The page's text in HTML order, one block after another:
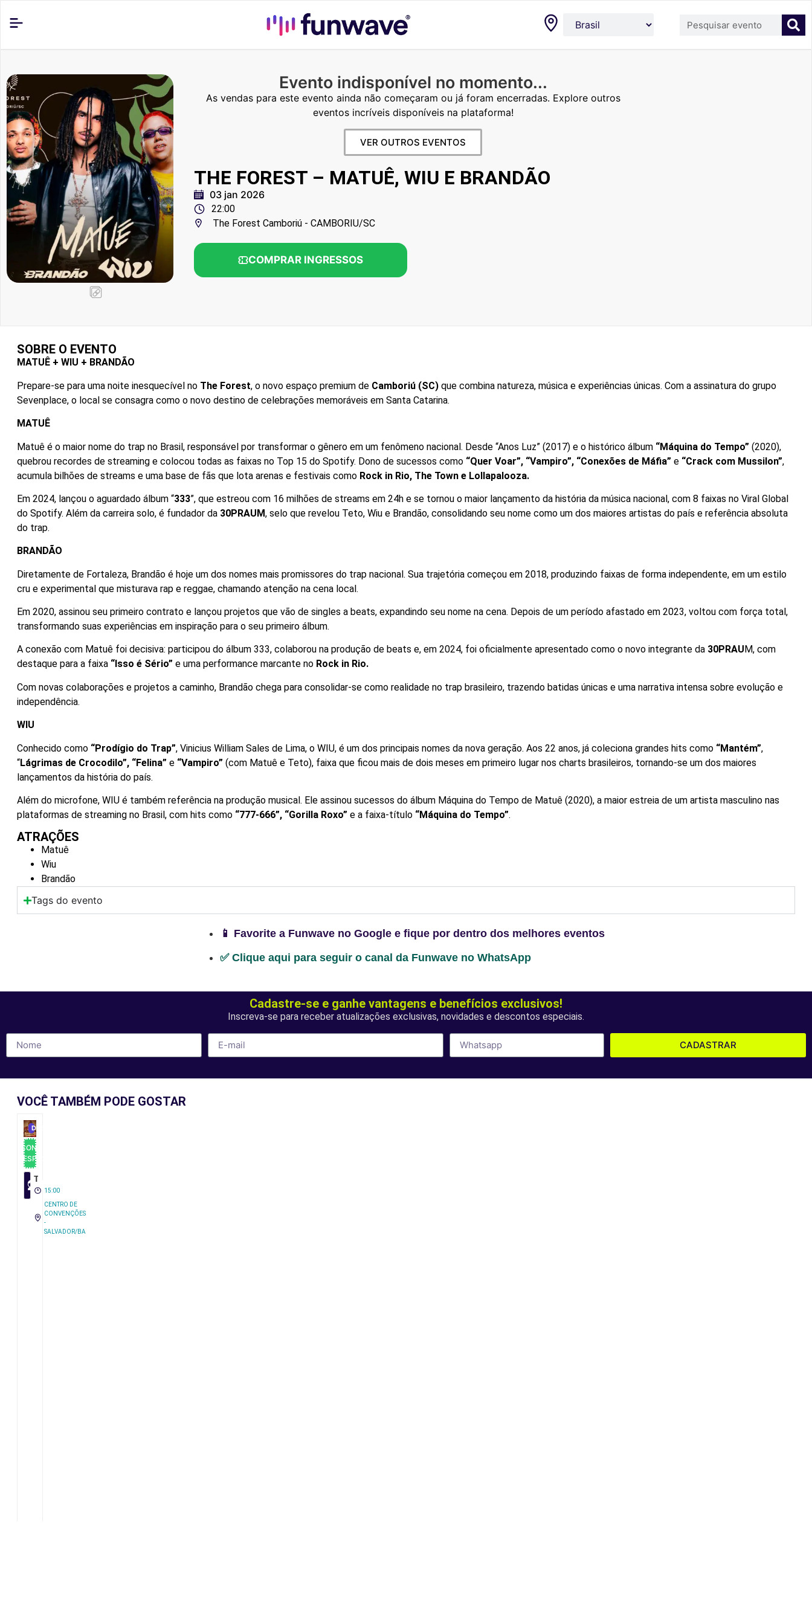
Evento indisponível no momento...
As vendas para este evento ainda não começaram ou já foram encerradas. Explore outros
eventos incríveis disponíveis na plataforma!
VER OUTROS EVENTOS
THE FOREST – MATUÊ, WIU E BRANDÃO
03 jan 2026
22:00
The Forest Camboriú - CAMBORIU/SC
COMPRAR INGRESSOS
SOBRE O EVENTO
MATUÊ + WIU + BRANDÃO
Prepare-se para uma noite inesquecível no The Forest, o novo espaço premium de Camboriú (SC) que combina natureza, música e experiências únicas. Com a assinatura do grupo
Sevenplace, o local se consagra como o novo destino de celebrações memoráveis em Santa Catarina.
MATUÊ
Matuê é o maior nome do trap no Brasil, responsável por transformar o gênero em um fenômeno nacional. Desde “Anos Luz” (2017) e o histórico álbum “Máquina do Tempo” (2020),
quebrou recordes de streaming e colocou todas as faixas no Top 15 do Spotify. Dono de sucessos como “Quer Voar”, “Vampiro”, “Conexões de Máfia” e “Crack com Mussilon”,
acumula bilhões de streams e uma base de fãs que lota arenas e festivais como Rock in Rio, The Town e Lollapalooza.
Em 2024, lançou o aguardado álbum “333”, que estreou com 16 milhões de streams em 24h e se tornou o maior lançamento da história da música nacional, com 8 faixas no Viral Global
do Spotify. Além da carreira solo, é fundador da 30PRAUM, selo que revelou Teto, Wiu e Brandão, consolidando seu nome como um dos maiores artistas do país e referência absoluta
do trap.
BRANDÃO
Diretamente de Fortaleza, Brandão é hoje um dos nomes mais promissores do trap nacional. Sua trajetória começou em 2018, produzindo faixas de forma independente, em um estilo
cru e experimental que misturava rap e reggae, chamando atenção na cena local.
Em 2020, assinou seu primeiro contrato e lançou projetos que vão de singles a beats, expandindo seu nome na cena. Depois de um período afastado em 2023, voltou com força total,
transformando suas experiências em inspiração para o seu primeiro álbum.
A conexão com Matuê foi decisiva: participou do álbum 333, colaborou na produção de beats e, em 2024, foi oficialmente apresentado como o novo integrante da 30PRAU M, com
destaque para a faixa “Isso é Sério” e uma performance marcante no Rock in Rio.
Com novas colaborações e projetos a caminho, Brandão chega para consolidar-se como realidade no trap brasileiro, trazendo batidas únicas e uma narrativa intensa sobre evolução e
independência.
WIU
Conhecido como “Prodígio do Trap”, Vinicius William Sales de Lima, o WIU, é um dos principais nomes da nova geração. Aos 22 anos, já coleciona grandes hits como “Mantém”,
“Lágrimas de Crocodilo”, “Felina” e “Vampiro” (com Matuê e Teto), faixa que ficou mais de dois meses em primeiro lugar nos charts brasileiros, tornando-se um dos maiores
lançamentos da história do país.
Além do microfone, WIU é também referência na produção musical. Ele assinou sucessos do álbum Máquina do Tempo de Matuê (2020), a maior estreia de um artista masculino nas
plataformas de streaming no Brasil, com hits como “777-666”, “Gorilla Roxo” e a faixa-título “Máquina do Tempo”.
ATRAÇÕES
Matuê
Wiu
Brandão
Tags do evento
📱 Favorite a Funwave no Google e fique por dentro dos melhores eventos
✅ Clique aqui para seguir o canal da Funwave no WhatsApp
Cadastre-se e ganhe vantagens e benefícios exclusivos!
Inscreva-se para receber atualizações exclusivas, novidades e descontos especiais.
CADASTRAR
VOCÊ TAMBÉM PODE GOSTAR
DESCONTO
CONDIÇÃO
ESPECIAL
24
OUT
15:00
CENTRO DE
CONVENÇÕES
-
SALVADOR/BA